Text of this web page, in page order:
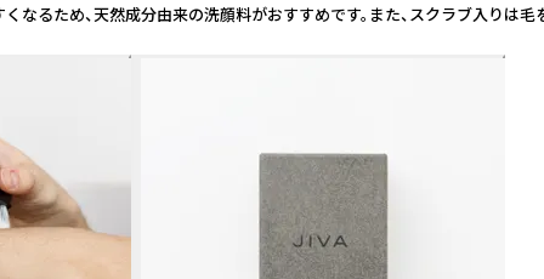
、天然成分由来の洗顔料がおすすめです。また、スクラブ入り